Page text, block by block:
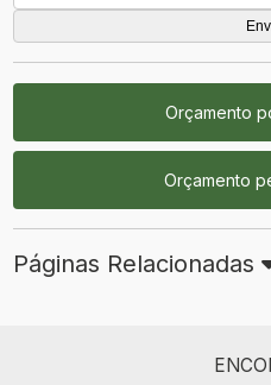
Orçamento
Orçamento
Páginas Relacionadas